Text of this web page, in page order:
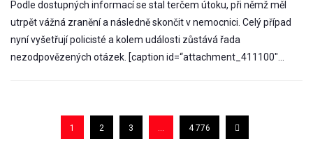
Podle dostupných informací se stal terčem útoku, při němž měl
utrpět vážná zranění a následně skončit v nemocnici. Celý případ
nyní vyšetřují policisté a kolem události zůstává řada
nezodpovězených otázek. [caption id=“attachment_411100″…
1 2 3 4 776